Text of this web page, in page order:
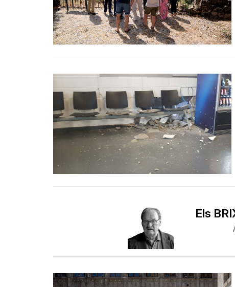
Els